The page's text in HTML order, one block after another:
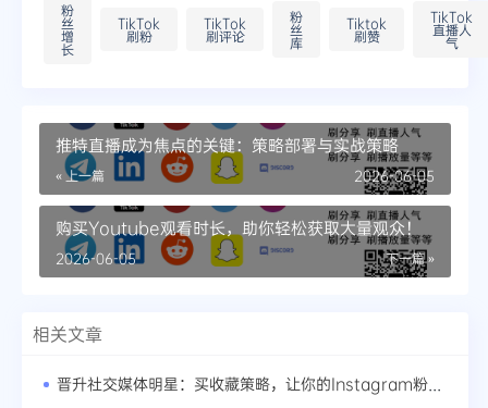
粉
丝
增
长
TikTok
刷粉
TikTok
刷评论
粉
丝
库
Tiktok
刷赞
TikTok
直播人
气
推特直播成为焦点的关键：策略部署与实战策略
« 上一篇 2026-06-05
购买Youtube观看时长，助你轻松获取大量观众！
下一篇 »
2026-06-05
相关文章